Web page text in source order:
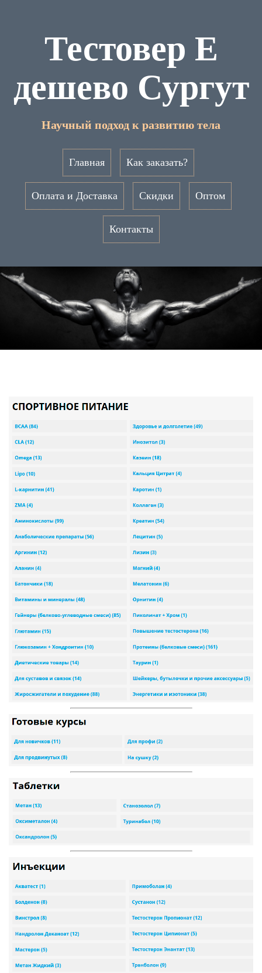
Тестовер Е
дешево Сургут
Научный подход к развитию тела
Главная Как заказать?
Оплата и Доставка Скидки Оптом
Контакты